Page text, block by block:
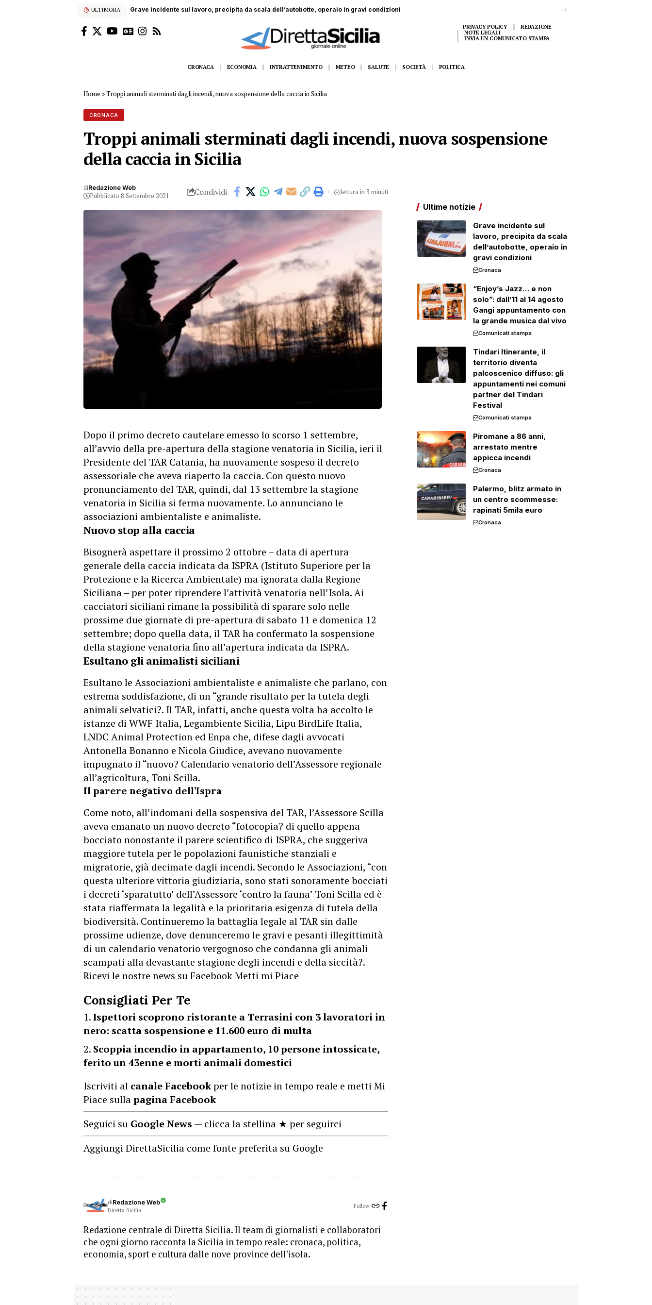
ULTIMORA “Enjoy’s Jazz… e non solo”: dall’11 al 14 agosto Gangi appuntamento con la grande musica dal vivo
PRIVACY POLICY
REDAZIONE
NOTE LEGALI
INVIA UN COMUNICATO STAMPA
CRONACA ECONOMIA INTRATTENIMENTO METEO SALUTE SOCIETÀ POLITICA
Home »Troppi animali sterminati dagli incendi, nuova sospensione della caccia in Sicilia
CRONACA
Troppi animali sterminati dagli incendi, nuova sospensione
della caccia in Sicilia
diRedazione Web
Pubblicato 8 Settembre 2021 Condividi lettura in 3 minuti
Dopo il primo decreto cautelare emesso lo scorso 1 settembre,
all’avvio della pre-apertura della stagione venatoria in Sicilia, ieri il
Presidente del TAR Catania, ha nuovamente sospeso il decreto
assessoriale che aveva riaperto la caccia. Con questo nuovo
pronunciamento del TAR, quindi, dal 13 settembre la stagione
venatoria in Sicilia si ferma nuovamente. Lo annunciano le
associazioni ambientaliste e animaliste.
Nuovo stop alla caccia
Bisognerà aspettare il prossimo 2 ottobre – data di apertura
generale della caccia indicata da ISPRA (Istituto Superiore per la
Protezione e la Ricerca Ambientale) ma ignorata dalla Regione
Siciliana – per poter riprendere l’attività venatoria nell’Isola. Ai
cacciatori siciliani rimane la possibilità di sparare solo nelle
prossime due giornate di pre-apertura di sabato 11 e domenica 12
settembre; dopo quella data, il TAR ha confermato la sospensione
della stagione venatoria fino all’apertura indicata da ISPRA.
Esultano gli animalisti siciliani
Esultano le Associazioni ambientaliste e animaliste che parlano, con
estrema soddisfazione, di un “grande risultato per la tutela degli
animali selvatici?. Il TAR, infatti, anche questa volta ha accolto le
istanze di WWF Italia, Legambiente Sicilia, Lipu BirdLife Italia,
LNDC Animal Protection ed Enpa che, difese dagli avvocati
Antonella Bonanno e Nicola Giudice, avevano nuovamente
impugnato il “nuovo? Calendario venatorio dell’Assessore regionale
all’agricoltura, Toni Scilla.
Il parere negativo dell’Ispra
Come noto, all’indomani della sospensiva del TAR, l’Assessore Scilla
aveva emanato un nuovo decreto “fotocopia? di quello appena
bocciato nonostante il parere scientifico di ISPRA, che suggeriva
maggiore tutela per le popolazioni faunistiche stanziali e
migratorie, già decimate dagli incendi. Secondo le Associazioni, “con
questa ulteriore vittoria giudiziaria, sono stati sonoramente bocciati
i decreti ‘sparatutto’ dell’Assessore ‘contro la fauna’ Toni Scilla ed è
stata riaffermata la legalità e la prioritaria esigenza di tutela della
biodiversità. Continueremo la battaglia legale al TAR sin dalle
prossime udienze, dove denunceremo le gravi e pesanti illegittimità
di un calendario venatorio vergognoso che condanna gli animali
scampati alla devastante stagione degli incendi e della siccità?.
Ricevi le nostre news su Facebook Metti mi Piace
Consigliati Per Te
Ispettori scoprono ristorante a Terrasini con 3 lavoratori in
nero: scatta sospensione e 11.600 euro di multa
Scoppia incendio in appartamento, 10 persone intossicate,
ferito un 43enne e morti animali domestici
Iscriviti al canale Facebookper le notizie in tempo reale e metti Mi
Piace sullapagina Facebook
Seguici su Google News — clicca la stellina ★ per seguirci
Aggiungi DirettaSicilia come fonte preferita su Google
diRedazione Web
Diretta Sicilia
Follow:
Redazione centrale di Diretta Sicilia. Il team di giornalisti e collaboratori
che ogni giorno racconta la Sicilia in tempo reale: cronaca, politica,
economia, sport e cultura dalle nove province dell'isola.
Ultime notizie
Grave incidente sul
lavoro, precipita da scala
dell’autobotte, operaio in
gravi condizioni
Cronaca
“Enjoy’s Jazz… e non
solo”: dall’11 al 14 agosto
Gangi appuntamento con
la grande musica dal vivo
Comunicati stampa
Tindari Itinerante, il
territorio diventa
palcoscenico diffuso: gli
appuntamenti nei comuni
partner del Tindari
Festival
Comunicati stampa
Piromane a 86 anni,
arrestato mentre
appicca incendi
Cronaca
Palermo, blitz armato in
un centro scommesse:
rapinati 5mila euro
Cronaca